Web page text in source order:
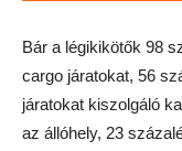
Bár a légikikötők 98
cargo járatokat, 56
járatokat kiszolgáló
az állóhely, 23